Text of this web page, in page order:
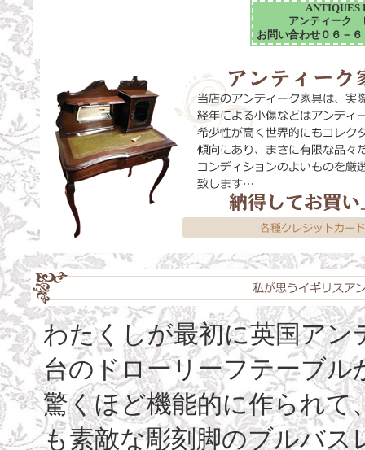
ANTIQUES
アンティーク
お問い合わせ０６－
わたくしが最初に英国ア
台のドローリーフテーブル
驚くほど機能的に作られ
も素敵な彫刻脚のブルバス